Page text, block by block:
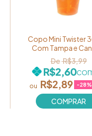
Copo Mini Twister
Com Tampa e
Cor Laranja
R$2,89 -28
R$3,99
R$2,60